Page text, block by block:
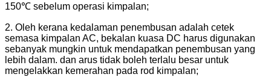
150℃ sebelum operasi kimpalan;
2. Oleh kerana kedalaman penembusan adalah cetek
semasa kimpalan AC, bekalan kuasa DC harus digunakan
sebanyak mungkin untuk mendapatkan penembusan yang
lebih dalam. dan arus tidak boleh terlalu besar untuk
mengelakkan kemerahan pada rod kimpalan;